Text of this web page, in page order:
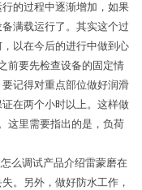
的过程中逐渐增加，如果
满载运行了。其实这个过
以在今后的进行中做到心
前要先检查设备的固定情
记得对重点部位做好润滑
在两个小时以上。这样做
这里需要指出的是，负荷
么调试产品介绍雷蒙磨在
。另外，做好防水工作，